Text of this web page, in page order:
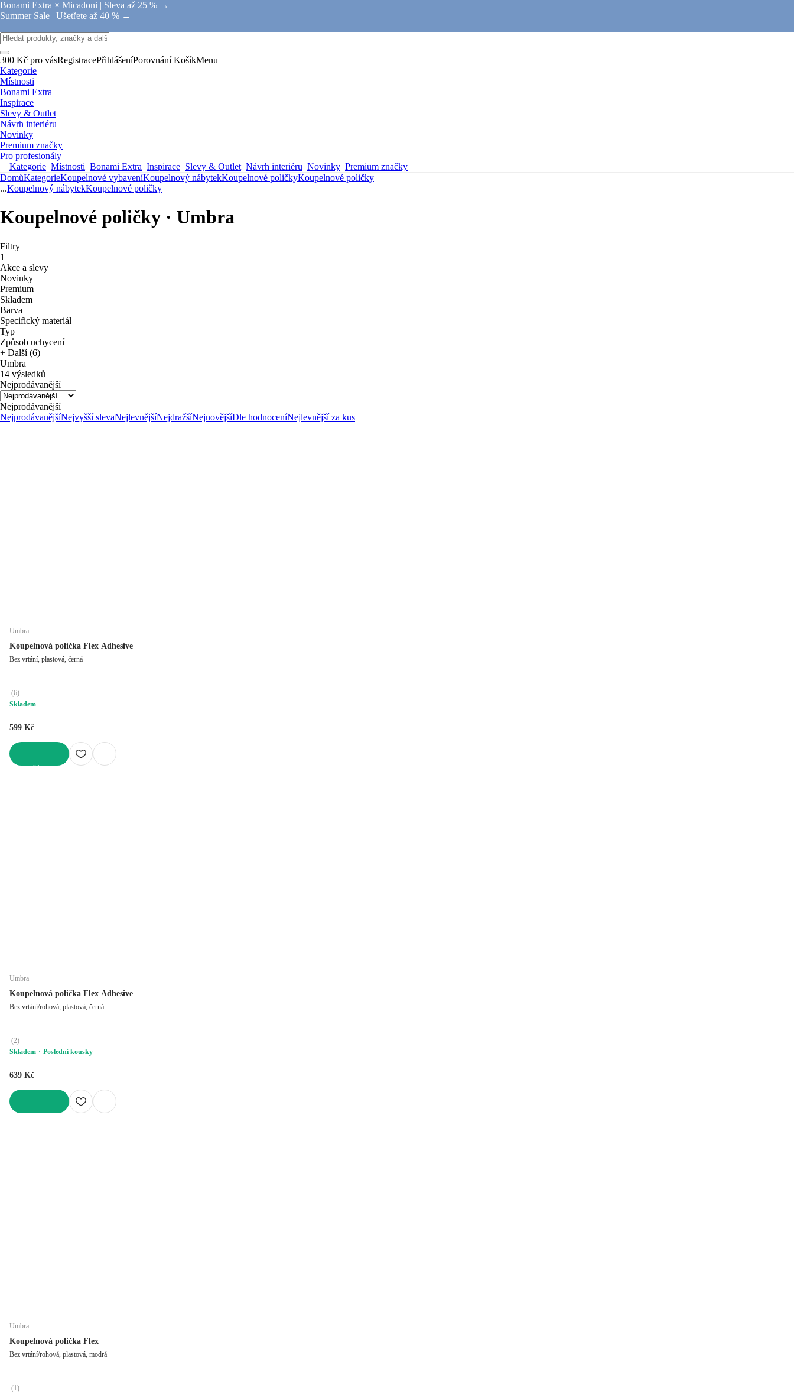
Bonami Extra × Micadoni | Sleva až 25 % →
Summer Sale | Ušetřete až 40 % →
300 Kč pro vásRegistracePřihlášeníPorovnání KošíkMenu
Kategorie
Místnosti
Bonami Extra
Inspirace
Slevy & Outlet
Návrh interiéru
Novinky
Premium značky
Pro profesionály
Kategorie Místnosti Bonami Extra Inspirace Slevy & Outlet Návrh interiéru Novinky Premium značky
DomůKategorieKoupelnové vybaveníKoupelnový nábytekKoupelnové poličkyKoupelnové poličky
...Koupelnový nábytekKoupelnové poličky
Koupelnové poličky · Umbra
Filtry
1
Akce a slevy
Novinky
Premium
Skladem
Barva
Specifický materiál
Typ
Způsob uchycení
+ Další (6)
Umbra
14 výsledků
Nejprodávanější
Nejprodávanější
NejprodávanějšíNejvyšší slevaNejlevnějšíNejdražšíNejnovějšíDle hodnoceníNejlevnější za kus
Umbra
Koupelnová polička Flex Adhesive
Bez vrtání, plastová, černá
(6)
Skladem
599 Kč
Umbra
Koupelnová polička Flex Adhesive
Bez vrtání/rohová, plastová, černá
(2)
Skladem
Poslední kousky
639 Kč
Umbra
Koupelnová polička Flex
Bez vrtání/rohová, plastová, modrá
(1)